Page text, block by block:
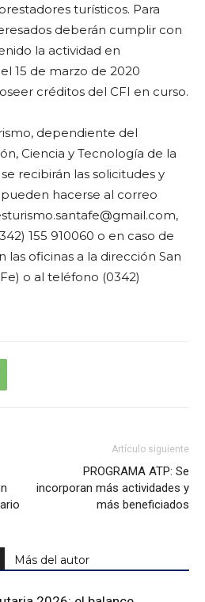
turísticos. Para
deberán cumplir con
la actividad en
15 de marzo de 2020
créditos del CFI en curso.
dependiente del
Ciencia y Tecnología de la
recibirán las solicitudes y
hacerse al correo
155 910060 o en caso de
oficinas a la dirección San
o al teléfono (0342)
Artículo siguiente
PROGRAMA ATP: Se
incorporan más actividades y
más beneficiados
Más del autor